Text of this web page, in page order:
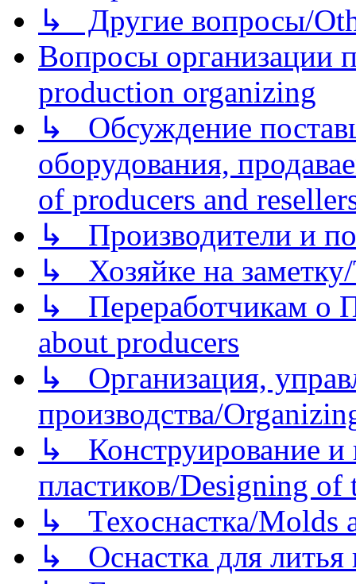
↳ Другие вопросы/
Вопросы организации
production organizing
↳ Обсуждение
оборудования,
of producers and
↳ Производители и
↳ Хозяйке на
↳ Переработчикам о
about producers
↳ Организация,
производства/
↳ Конструирование и
пластиков/Designing of
↳ Техоснастка/Molds
↳ Оснастка для литья